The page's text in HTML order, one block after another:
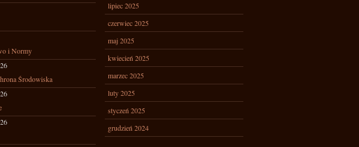
i Normy
Środowiska
lipiec 2025
czerwiec 2025
maj 2025
kwiecień 2025
marzec 2025
luty 2025
styczeń 2025
grudzień 2024